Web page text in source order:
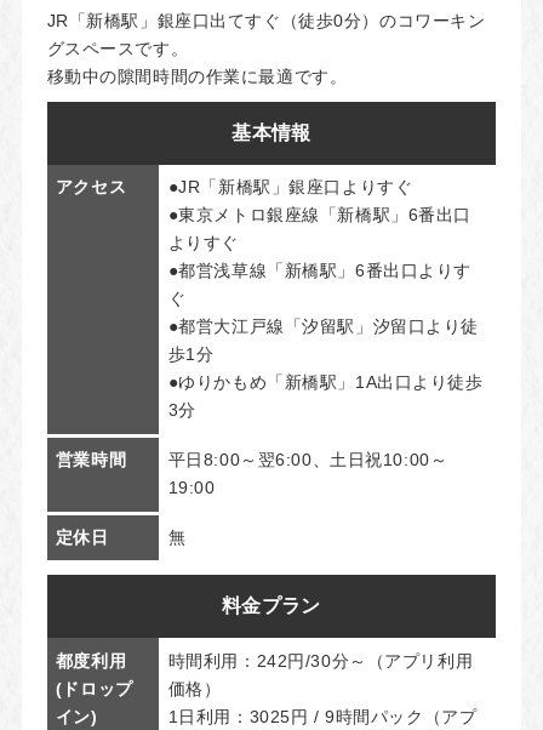
JR「新橋駅」銀座口出てすぐ（徒歩0分）のコワーキン
グスペースです。
移動中の隙間時間の作業に最適です。
基本情報
アクセス
●JR「新橋駅」銀座口よりすぐ
●東京メトロ銀座線「新橋駅」6番出口
よりすぐ
●都営浅草線「新橋駅」6番出口よりす
ぐ
●都営大江戸線「汐留駅」汐留口より徒
歩1分
●ゆりかもめ「新橋駅」1A出口より徒歩
3分
営業時間
平日8:00～翌6:00、土日祝10:00～
19:00
定休日 無
料金プラン
都度利用
(ドロップ
イン)
時間利用：242円/30分～（アプリ利用
価格）
1日利用：3025円 / 9時間パック（アプ